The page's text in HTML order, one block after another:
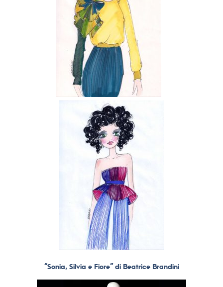
“Sonia, Silvia e Fiore” di Beatrice Brandini